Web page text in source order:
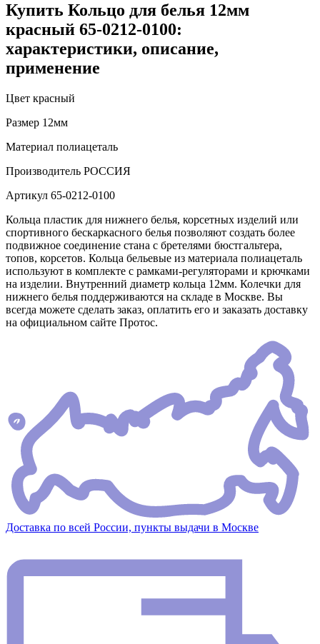
Купить Кольцо для белья 12мм
красный 65-0212-0100:
характеристики, описание,
применение
Цвет красный
Размер 12мм
Материал полиацеталь
Производитель РОССИЯ
Артикул 65-0212-0100
Кольца пластик для нижнего белья, корсетных изделий или
спортивного бескаркасного белья позволяют создать более
подвижное соединение стана с бретелями бюстгальтера,
топов, корсетов. Кольца бельевые из материала полиацеталь
используют в комплекте с рамками-регуляторами и крючками
на изделии. Внутренний диаметр кольца 12мм. Колечки для
нижнего белья поддерживаются на складе в Москве. Вы
всегда можете сделать заказ, оплатить его и заказать доставку
на официальном сайте Протос.
Доставка по всей России, пункты выдачи в Москве